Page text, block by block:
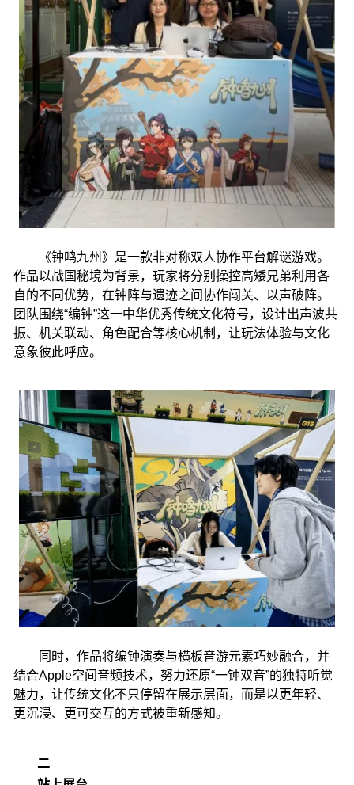
《钟鸣九州》是一款非对称双人协作平台解谜游戏。
作品以战国秘境为背景，玩家将分别操控高矮兄弟利用各
自的不同优势，在钟阵与遗迹之间协作闯关、以声破阵。
团队围绕“编钟”这一中华优秀传统文化符号，设计出声波共
振、机关联动、角色配合等核心机制，让玩法体验与文化
意象彼此呼应。
同时，作品将编钟演奏与横板音游元素巧妙融合，并
结合Apple空间音频技术，努力还原“一钟双音”的独特听觉
魅力，让传统文化不只停留在展示层面，而是以更年轻、
更沉浸、更可交互的方式被重新感知。
二